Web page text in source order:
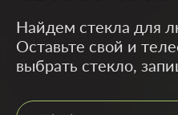
Найдем стекла для
Оставьте свой и
выбрать стекло,